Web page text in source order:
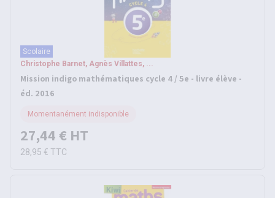
Scolaire
Christophe Barnet, Agnès Villattes, ...
Mission indigo mathématiques cycle 4 / 5e - livre élève -
éd. 2016
Momentanément indisponible
27,44 € HT
28,95 € TTC